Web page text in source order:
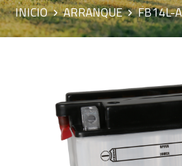
INICIO ARRANQUE FB14L-